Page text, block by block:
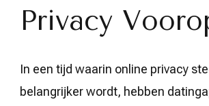
Privacy
In een tijd waarin online privacy
belangrijker wordt, hebben